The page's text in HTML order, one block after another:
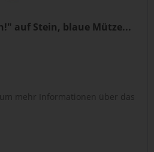
auf Stein, blaue Mütze...
mehr Informationen über das